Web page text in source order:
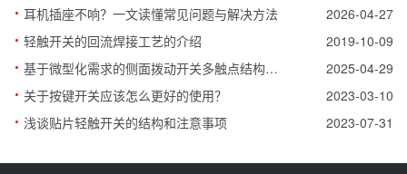
· 耳机插座不响？一文读懂常见问题与解决方法 2026-04-27
· 轻触开关的回流焊接工艺的介绍 2019-10-09
· 基于微型化需求的侧面拨动开关多触点结构优化设计 2025-04-29
· 关于按键开关应该怎么更好的使用？ 2023-03-10
· 浅谈贴片轻触开关的结构和注意事项 2023-07-31